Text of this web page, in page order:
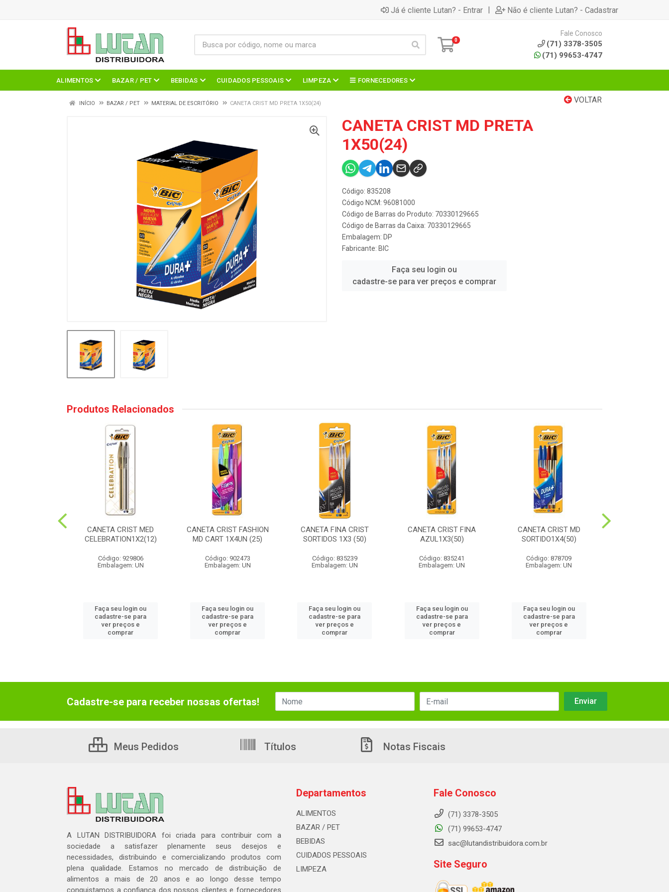
Já é cliente Lutan? - Entrar | Não é cliente Lutan? - Cadastrar
0
Fale Conosco
(71) 3378-3505
(71) 99653-4747
ALIMENTOS BAZAR / PET BEBIDAS CUIDADOS PESSOAIS LIMPEZA FORNECEDORES
VOLTAR
INÍCIO BAZAR / PET MATERIAL DE ESCRITÓRIO CANETA CRIST MD PRETA 1X50(24)
CANETA CRIST MD PRETA
1X50(24)
Código: 835208
Código NCM: 96081000
Código de Barras do Produto: 70330129665
Código de Barras da Caixa: 70330129665
Embalagem: DP
Fabricante: BIC
Faça seu login ou
cadastre-se para ver preços e comprar
Produtos Relacionados
CANETA CRIST MED
CELEBRATION1X2(12)
Código: 929806
Embalagem: UN
Faça seu login ou
cadastre-se para
ver preços e
comprar
CANETA CRIST FASHION
MD CART 1X4UN (25)
Código: 902473
Embalagem: UN
Faça seu login ou
cadastre-se para
ver preços e
comprar
CANETA FINA CRIST
SORTIDOS 1X3 (50)
Código: 835239
Embalagem: UN
Faça seu login ou
cadastre-se para
ver preços e
comprar
CANETA CRIST FINA
AZUL1X3(50)
Código: 835241
Embalagem: UN
Faça seu login ou
cadastre-se para
ver preços e
comprar
CANETA CRIST MD
SORTIDO1X4(50)
Código: 878709
Embalagem: UN
Faça seu login ou
cadastre-se para
ver preços e
comprar
Cadastre-se para receber nossas ofertas!
Meus Pedidos Títulos Notas Fiscais
A LUTAN DISTRIBUIDORA foi criada para contribuir com a
sociedade a satisfazer plenamente seus desejos e
necessidades, distribuindo e comercializando produtos com
plena qualidade. Estamos no mercado de distribuição de
alimentos a mais de 20 anos e ao longo desse tempo
conquistamos a confiança dos nossos clientes e fornecedores
Departamentos
ALIMENTOS
BAZAR / PET
BEBIDAS
CUIDADOS PESSOAIS
LIMPEZA
Fale Conosco
(71) 3378-3505
(71) 99653-4747
sac@lutandistribuidora.com.br
Site Seguro